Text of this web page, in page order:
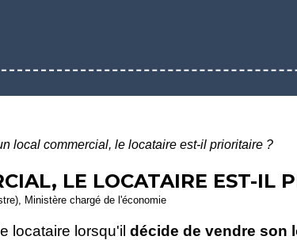
local commercial, le locataire est-il prioritaire ?
LE LOCATAIRE EST-IL
Ministère chargé de l'économie
locataire lorsqu'il décide de vendre son